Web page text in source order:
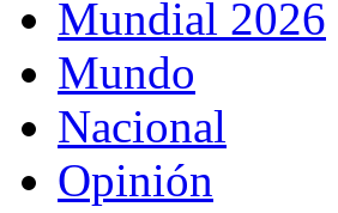
Mundial 2026
Mundo
Nacional
Opinión